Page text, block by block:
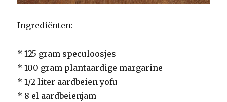
Ingrediënten:
* 125 gram speculoosjes
* 100 gram plantaardige margarine
* 1/2 liter aardbeien yofu
* 8 el aardbeienjam